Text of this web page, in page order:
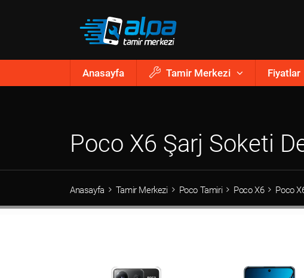
Anasayfa Tamir Merkezi Fiyatlar
Poco X6 Şarj Soketi
Anasayfa Tamir Merkezi Poco Tamiri Poco X6 Poco